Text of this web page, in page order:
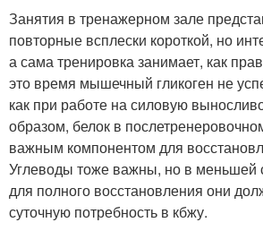
Занятия в тренажерном зале
повторные всплески короткой, но
а сама тренировка занимает, как
это время мышечный гликоген не
как при работе на силовую
образом, белок в
важным компонентом для
Углеводы тоже важны, но в меньшей
для полного восстановления они
суточную потребность в кбжу.